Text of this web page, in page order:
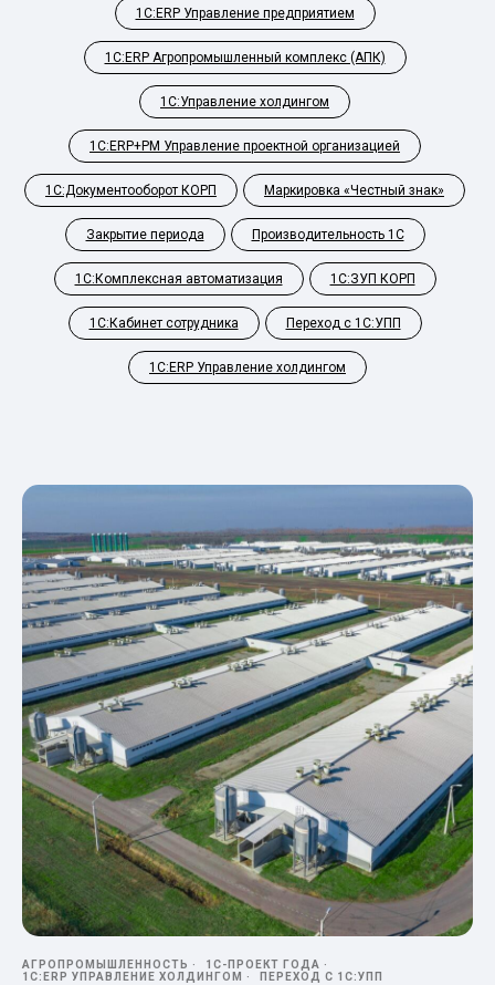
1С:ERP Управление предприятием
1С:ERP Агропромышленный комплекс (АПК)
1С:Управление холдингом
1С:ERP+PM Управление проектной организацией
1С:Документооборот КОРП Маркировка «Честный знак»
Закрытие периода Производительность 1С
1С:Комплексная автоматизация 1С:ЗУП КОРП
1С:Кабинет сотрудника Переход с 1С:УПП
1С:ERP Управление холдингом
АГРОПРОМЫШЛЕННОСТЬ
1С-ПРОЕКТ ГОДА
1С:ERP УПРАВЛЕНИЕ ХОЛДИНГОМ
ПЕРЕХОД С 1С:УПП